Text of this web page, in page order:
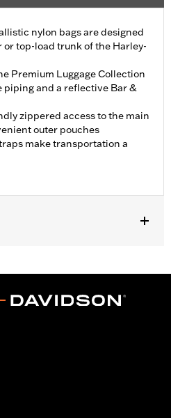
nylon bags are designed
top-load trunk of the Harley-
Premium Luggage Collection
piping and a reflective Bar &
zippered access to the main
outer pouches
make transportation a